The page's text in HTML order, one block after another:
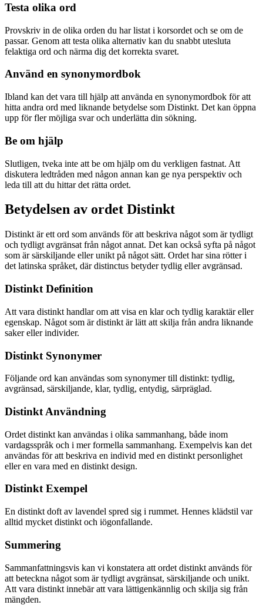
Testa olika ord
Provskriv in de olika orden du har listat i korsordet och se om de
passar. Genom att testa olika alternativ kan du snabbt utesluta
felaktiga ord och närma dig det korrekta svaret.
Använd en synonymordbok
Ibland kan det vara till hjälp att använda en synonymordbok för att
hitta andra ord med liknande betydelse som Distinkt. Det kan öppna
upp för fler möjliga svar och underlätta din sökning.
Be om hjälp
Slutligen, tveka inte att be om hjälp om du verkligen fastnat. Att
diskutera ledtråden med någon annan kan ge nya perspektiv och
leda till att du hittar det rätta ordet.
Betydelsen av ordet Distinkt
Distinkt är ett ord som används för att beskriva något som är tydligt
och tydligt avgränsat från något annat. Det kan också syfta på något
som är särskiljande eller unikt på något sätt. Ordet har sina rötter i
det latinska språket, där distinctus betyder tydlig eller avgränsad.
Distinkt Definition
Att vara distinkt handlar om att visa en klar och tydlig karaktär eller
egenskap. Något som är distinkt är lätt att skilja från andra liknande
saker eller individer.
Distinkt Synonymer
Följande ord kan användas som synonymer till distinkt: tydlig,
avgränsad, särskiljande, klar, tydlig, entydig, särpräglad.
Distinkt Användning
Ordet distinkt kan användas i olika sammanhang, både inom
vardagsspråk och i mer formella sammanhang. Exempelvis kan det
användas för att beskriva en individ med en distinkt personlighet
eller en vara med en distinkt design.
Distinkt Exempel
En distinkt doft av lavendel spred sig i rummet. Hennes klädstil var
alltid mycket distinkt och iögonfallande.
Summering
Sammanfattningsvis kan vi konstatera att ordet distinkt används för
att beteckna något som är tydligt avgränsat, särskiljande och unikt.
Att vara distinkt innebär att vara lättigenkännlig och skilja sig från
mängden.